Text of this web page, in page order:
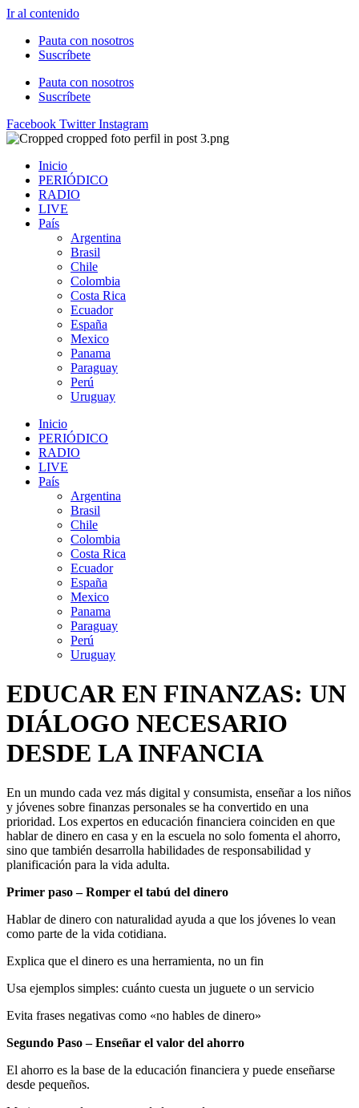
Ir al contenido
Pauta con nosotros
Suscríbete
Pauta con nosotros
Suscríbete
Facebook Twitter Instagram
Inicio
PERIÓDICO
RADIO
LIVE
País
Argentina
Brasil
Chile
Colombia
Costa Rica
Ecuador
España
Mexico
Panama
Paraguay
Perú
Uruguay
Inicio
PERIÓDICO
RADIO
LIVE
País
Argentina
Brasil
Chile
Colombia
Costa Rica
Ecuador
España
Mexico
Panama
Paraguay
Perú
Uruguay
EDUCAR EN FINANZAS: UN
DIÁLOGO NECESARIO
DESDE LA INFANCIA
En un mundo cada vez más digital y consumista, enseñar a los niños
y jóvenes sobre finanzas personales se ha convertido en una
prioridad. Los expertos en educación financiera coinciden en que
hablar de dinero en casa y en la escuela no solo fomenta el ahorro,
sino que también desarrolla habilidades de responsabilidad y
planificación para la vida adulta.
Primer paso – Romper el tabú del dinero
Hablar de dinero con naturalidad ayuda a que los jóvenes lo vean
como parte de la vida cotidiana.
Explica que el dinero es una herramienta, no un fin
Usa ejemplos simples: cuánto cuesta un juguete o un servicio
Evita frases negativas como «no hables de dinero»
Segundo Paso – Enseñar el valor del ahorro
El ahorro es la base de la educación financiera y puede enseñarse
desde pequeños.